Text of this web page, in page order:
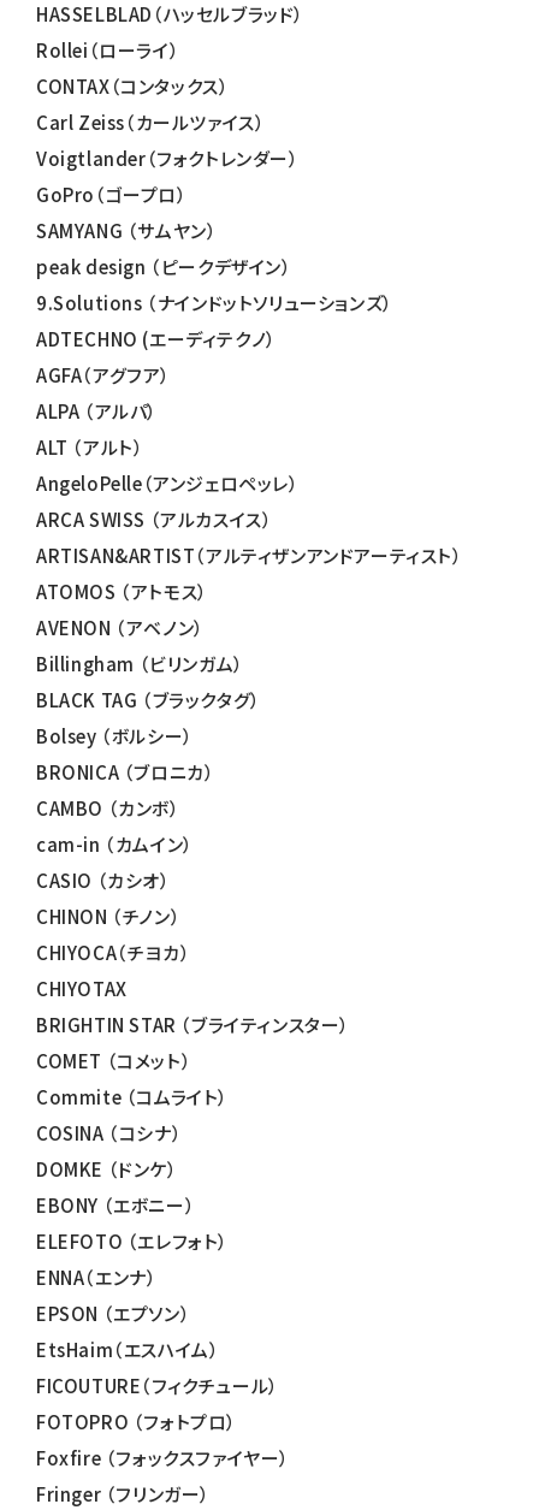
HASSELBLAD（ハッセルブラッド）
Rollei（ローライ）
CONTAX（コンタックス）
Carl Zeiss（カールツァイス）
Voigtlander（フォクトレンダー）
GoPro（ゴープロ）
SAMYANG （サムヤン）
peak design （ピークデザイン）
9.Solutions （ナインドットソリューションズ）
ADTECHNO (エーディテクノ）
AGFA（アグフア）
ALPA （アルパ）
ALT （アルト）
AngeloPelle（アンジェロペッレ）
ARCA SWISS （アルカスイス）
ARTISAN&ARTIST（アルティザンアンドアーティスト）
ATOMOS （アトモス）
AVENON （アベノン）
Billingham （ビリンガム）
BLACK TAG （ブラックタグ）
Bolsey （ボルシー）
BRONICA （ブロニカ）
CAMBO （カンボ）
cam-in （カムイン）
CASIO （カシオ）
CHINON （チノン）
CHIYOCA（チヨカ）
CHIYOTAX
BRIGHTIN STAR （ブライティンスター）
COMET （コメット）
Commite （コムライト）
COSINA （コシナ）
DOMKE （ドンケ）
EBONY （エボニー）
ELEFOTO （エレフォト）
ENNA（エンナ）
EPSON （エプソン）
EtsHaim（エスハイム）
FICOUTURE（フィクチュール）
FOTOPRO （フォトプロ）
Foxfire （フォックスファイヤー）
Fringer （フリンガー）